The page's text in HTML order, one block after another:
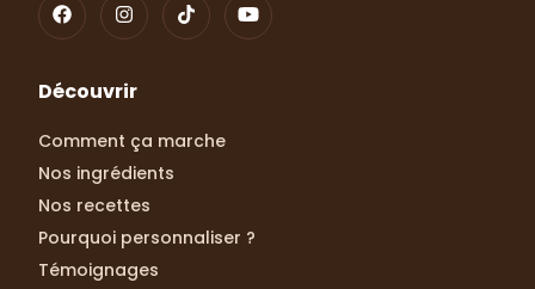
Découvrir
Comment ça marche
Nos ingrédients
Nos recettes
Pourquoi personnaliser ?
Témoignages